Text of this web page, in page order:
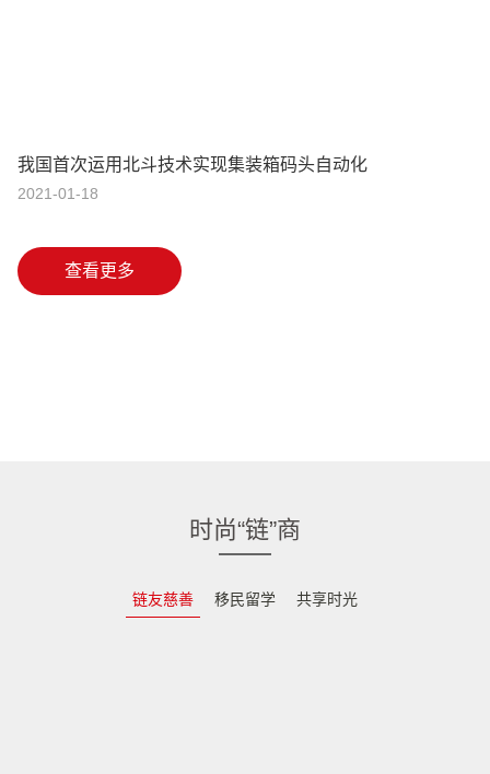
我国首次运用北斗技术实现集装箱码头自动化
2021-01-18
查看更多
时尚“链”商
链友慈善 移民留学 共享时光